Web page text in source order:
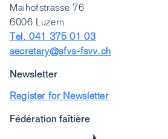
Maihofstrasse 76
6006 Luzern
Tel. 041 375 01 03
secretary@sfvs-fsvv.ch
Newsletter
Register for Newsletter
Fédération faîtière